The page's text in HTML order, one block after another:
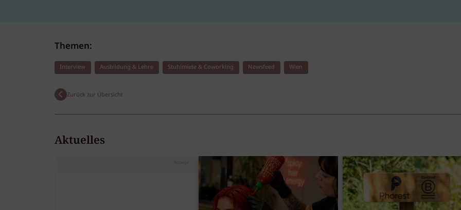
Themen:
Interview Ausbildung & Lehre Stuhlmiete & Coworking Newsfeed Wien
Zurück zur Übersicht
Aktuelles
Anzeige